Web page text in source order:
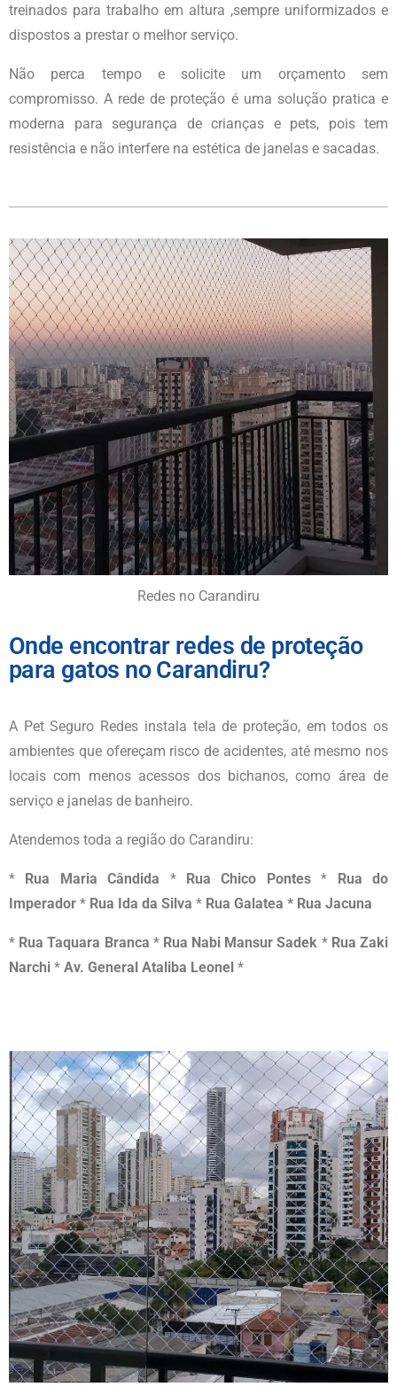
treinados para trabalho em altura ,sempre uniformizados e
dispostos a prestar o melhor serviço.
Não perca tempo e solicite um orçamento sem
compromisso. A rede de proteção é uma solução pratica e
moderna para segurança de crianças e pets, pois tem
resistência e não interfere na estética de janelas e sacadas.
Redes no Carandiru
Onde encontrar redes de proteção
para gatos no Carandiru?
A Pet Seguro Redes instala tela de proteção, em todos os
ambientes que ofereçam risco de acidentes, até mesmo nos
locais com menos acessos dos bichanos, como área de
serviço e janelas de banheiro.
Atendemos toda a região do Carandiru:
* Rua Maria Cândida * Rua Chico Pontes*
Rua do
Imperador * Rua Ida da Silva * Rua Galatea * Rua Jacuna
* Rua Taquara Branca * Rua Nabi Mansur Sadek * Rua Zaki
Narchi * Av. General Ataliba Leonel *